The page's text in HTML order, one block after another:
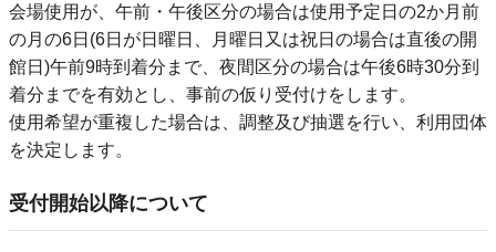
会場使用が、午前・午後区分の場合は使用予定日の2か月前
の月の6日(6日が日曜日、月曜日又は祝日の場合は直後の開
館日)午前9時到着分まで、夜間区分の場合は午後6時30分到
着分までを有効とし、事前の仮り受付けをします。
使用希望が重複した場合は、調整及び抽選を行い、利用団体
を決定します。
受付開始以降について